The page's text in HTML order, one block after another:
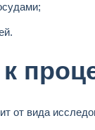
от вида